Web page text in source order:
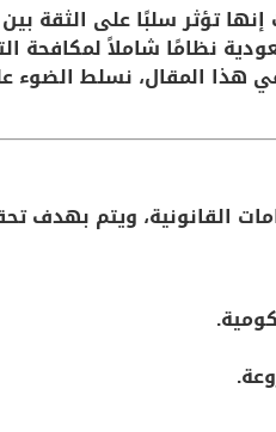
تؤثر سلبًا على الثقة بين
نظامًا شاملاً لمكافحة
في هذا المقال، نسلط
القانونية، ويتم بهدف